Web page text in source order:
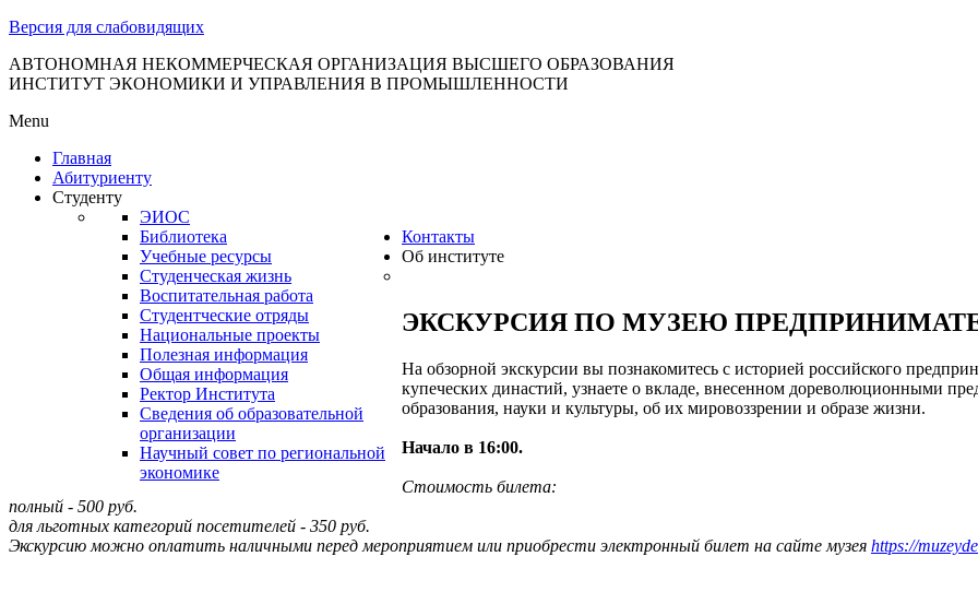
Версия для слабовидящих
АВТОНОМНАЯ НЕКОММЕРЧЕСКАЯ ОРГАНИЗАЦИЯ ВЫСШЕГО ОБРАЗОВАНИЯ
ИНСТИТУТ ЭКОНОМИКИ И УПРАВЛЕНИЯ В ПРОМЫШЛЕННОСТИ
Menu
Главная
Абитуриенту
Студенту
ЭИОС
Библиотека
Учебные ресурсы
Студенческая жизнь
Воспитательная работа
Студентческие отряды
Национальные проекты
Полезная информация
Контакты
Об институте
Общая информация
Ректор Института
Сведения об образовательной
организации
Научный совет по региональной
экономике
ЭКСКУРСИЯ ПО МУЗЕЮ
На обзорной экскурсии вы познакомитесь с историей российского
купеческих династий, узнаете о вкладе, внесенном дореволюционными
образования, науки и культуры, об их мировоззрении и образе жизни.
Начало в 16:00.
Стоимость билета:
полный - 500 руб.
для льготных категорий посетителей - 350 руб.
Экскурсию можно оплатить наличными перед мероприятием или приобрести электронный билет на сайте музея https://